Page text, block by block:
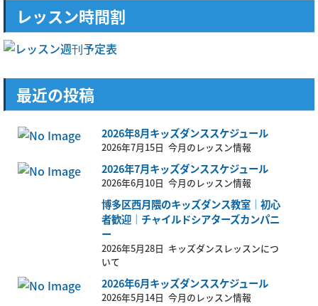
レッスン時間割
最近の投稿
2026年8月キッズダンススケジュール
2026年7月15日今月のレッスン情報
2026年7月キッズダンススケジュール
2026年6月10日今月のレッスン情報
博多区西月隈のキッズダンス教室｜初心
者歓迎｜チャイルドシアターズカンパニ
ー
2026年5月28日 キッズダンスレッスンにつ
いて
2026年6月キッズダンススケジュール
2026年5月14日今月のレッスン情報